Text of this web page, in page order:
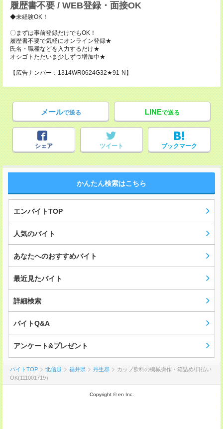
履歴書不要 / WEB登録・面接OK
◆未経験OK！
〇まずは事前登録だけでもOK！
履歴書不要で気軽にオンライン登録★
氏名・職種などを入力するだけ★
オシゴトただいま少しずつ増加中★
【広告ナンバー：1314WR0624G32★91-N】
メールで送る LINEで送る
シェア ツイート ブックマーク
かんたん検索はこちら
エンバイトTOP
人気のバイト
あなたへのおすすめバイト
最近見たバイト
詳細検索
バイトQ&A
アンケート&プレゼント
バイトTOP 北信越 福井県 丹生郡
カップ飲料の機械操作・箱詰め/日払い
OK(111001719）
Copyright © en Inc.